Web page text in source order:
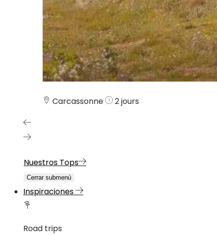
Carcassonne 2 jours
Nuestros Tops
Cerrar submenú
Inspiraciones
Road trips